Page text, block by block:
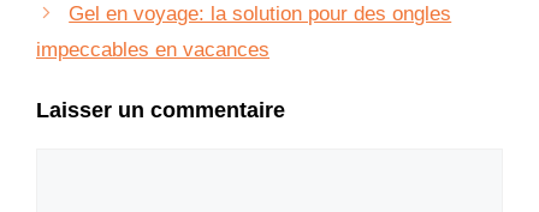
Gel en voyage: la solution pour des ongles
impeccables en vacances
Laisser un commentaire